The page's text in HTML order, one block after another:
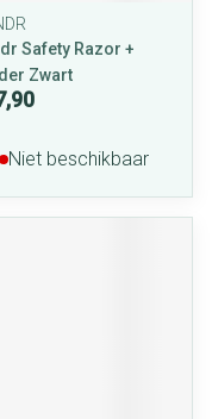
Safety Razor +
Zwart
Niet beschikbaar